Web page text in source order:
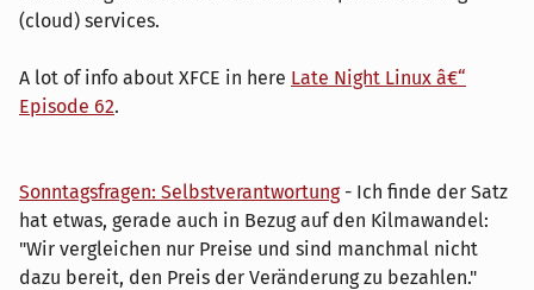
(cloud) services.
A lot of info about XFCE in here Late Night Linux â€“
Episode 62.
Sonntagsfragen: Selbstverantwortung- Ich finde der Satz
hat etwas, gerade auch in Bezug auf den Kilmawandel:
"Wir vergleichen nur Preise und sind manchmal nicht
dazu bereit, den Preis der Veränderung zu bezahlen."